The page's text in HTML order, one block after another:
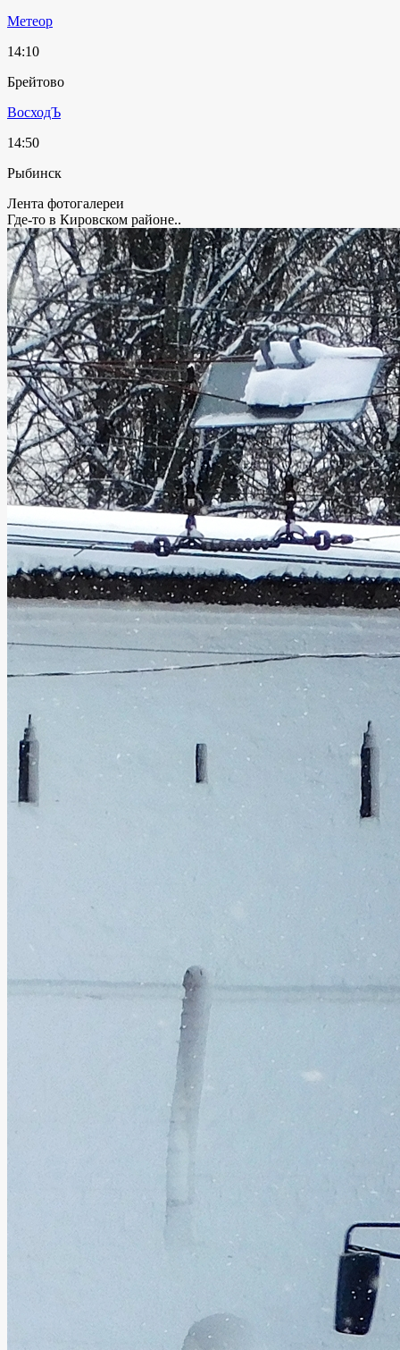
Метеор
14:10
Брейтово
ВосходЪ
14:50
Рыбинск
Лента фотогалереи
Где-то в Кировском районе..